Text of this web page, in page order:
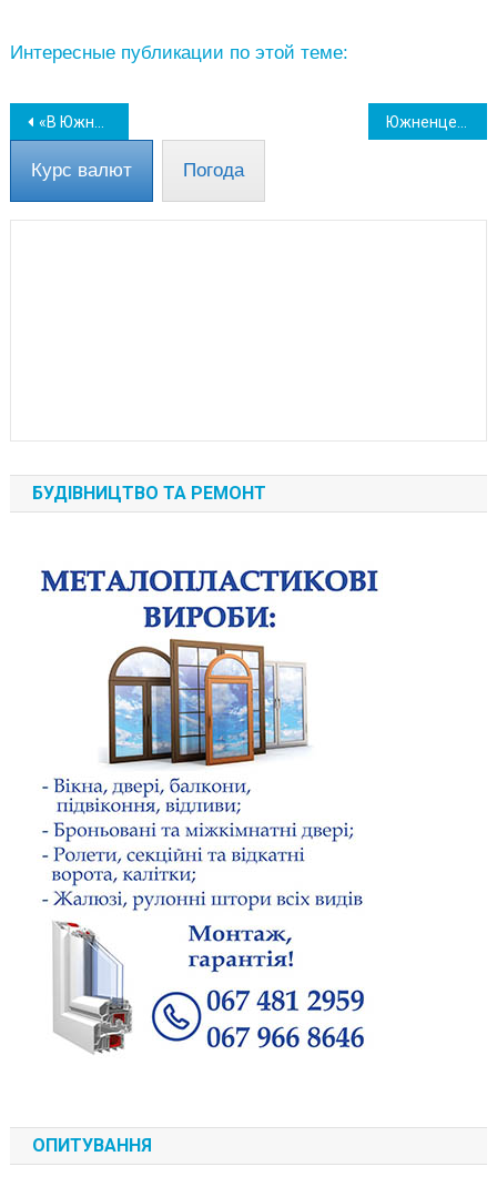
Интересные публикации по этой теме:
Навігація
записів
«В Южном очень активно работают волонтеры» – Владимир Новацкий Южненцев 2 апреля приглашают на мероприятие по оказанию психологической помощи
Курс валют Погода
БУДІВНИЦТВО ТА РЕМОНТ
ОПИТУВАННЯ